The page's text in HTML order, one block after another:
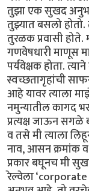
तुझा एक सुखद
तुझ्यात बसलो
तुरळक प्रवासी
गणवेषधारी माणूस
पर्यवेक्षक होता.
स्वच्छतागृहांची
आहे यावर त्याला
नमुन्यातील कागद
प्रत्यक्ष जाऊन
व तसे मी त्याला
नाव, आसन क्रमांक व
प्रकार बघूनच मी
रेल्वेला ‘corporate